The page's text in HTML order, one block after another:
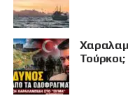
Τούρκοι;